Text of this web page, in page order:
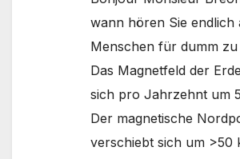
wann hören Sie endlich
Menschen für dumm
Das Magnetfeld der
sich pro Jahrzehnt um
Der magnetische
verschiebt sich um >50